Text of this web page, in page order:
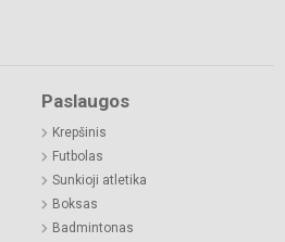
Paslaugos
Krepšinis
Futbolas
Sunkioji atletika
Boksas
Badmintonas